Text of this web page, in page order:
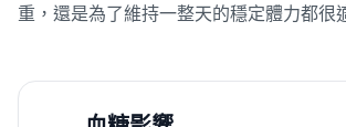
重，還是為了維持一整天的穩定體力都很